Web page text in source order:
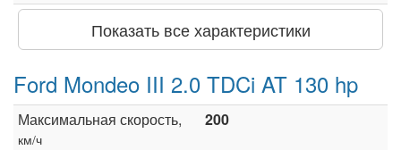
Показать все характеристики
Ford Mondeo III 2.0 TDCi AT 130 hp
Максимальная скорость,
км/ч
200